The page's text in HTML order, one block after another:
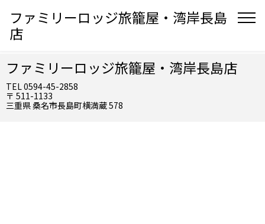
ファミリーロッジ旅籠屋・湾岸長島
店
ファミリーロッジ旅籠屋・湾岸長島店
TEL 0594-45-2858
〒 511-1133
三重県 桑名市長島町横満蔵 578